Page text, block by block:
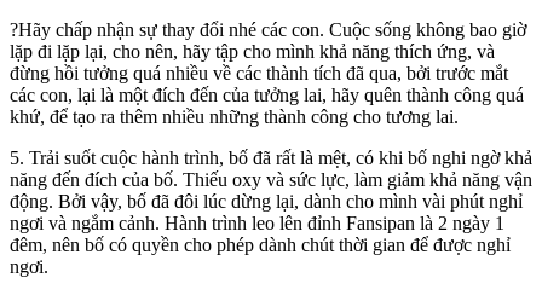
?Hãy chấp nhận sự thay đổi nhé các con. Cuộc sống không bao giờ
lặp đi lặp lại, cho nên, hãy tập cho mình khả năng thích ứng, và
đừng hồi tưởng quá nhiều về các thành tích đã qua, bởi trước mắt
các con, lại là một đích đến của tưởng lai, hãy quên thành công quá
khứ, để tạo ra thêm nhiều những thành công cho tương lai.
5. Trải suốt cuộc hành trình, bố đã rất là mệt, có khi bố nghi ngờ khả
năng đến đích của bố. Thiếu oxy và sức lực, làm giảm khả năng vận
động. Bởi vậy, bố đã đôi lúc dừng lại, dành cho mình vài phút nghỉ
ngơi và ngắm cảnh. Hành trình leo lên đỉnh Fansipan là 2 ngày 1
đêm, nên bố có quyền cho phép dành chút thời gian để được nghỉ
ngơi.